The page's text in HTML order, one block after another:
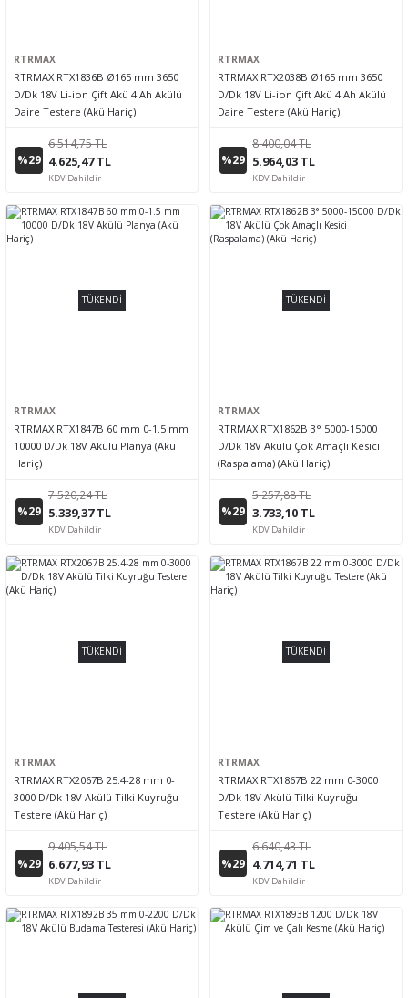
RTRMAX
RTRMAX RTX1836B Ø165 mm 3650
D/Dk 18V Li-ion Çift Akü 4 Ah Akülü
Daire Testere (Akü Hariç)
%29
6.514,75 TL
4.625,47 TL
KDV Dahildir
RTRMAX
RTRMAX RTX2038B Ø165 mm 3650
D/Dk 18V Li-ion Çift Akü 4 Ah Akülü
Daire Testere (Akü Hariç)
%29
8.400,04 TL
5.964,03 TL
KDV Dahildir
TÜKENDİ
RTRMAX
RTRMAX RTX1847B 60 mm 0-1.5 mm
10000 D/Dk 18V Akülü Planya (Akü
Hariç)
%29
7.520,24 TL
5.339,37 TL
KDV Dahildir
TÜKENDİ
RTRMAX
RTRMAX RTX1862B 3° 5000-15000
D/Dk 18V Akülü Çok Amaçlı Kesici
(Raspalama) (Akü Hariç)
%29
5.257,88 TL
3.733,10 TL
KDV Dahildir
TÜKENDİ
RTRMAX
RTRMAX RTX2067B 25.4-28 mm 0-
3000 D/Dk 18V Akülü Tilki Kuyruğu
Testere (Akü Hariç)
%29
9.405,54 TL
6.677,93 TL
KDV Dahildir
TÜKENDİ
RTRMAX
RTRMAX RTX1867B 22 mm 0-3000
D/Dk 18V Akülü Tilki Kuyruğu
Testere (Akü Hariç)
%29
6.640,43 TL
4.714,71 TL
KDV Dahildir